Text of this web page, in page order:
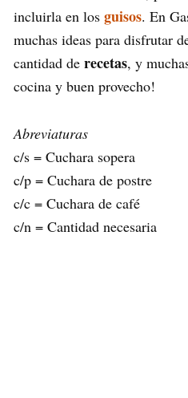
incluirla en los guisos. En
muchas ideas para disfrutar
cantidad de recetas, y
cocina y buen provecho!
Abreviaturas
c/s = Cuchara sopera
c/p = Cuchara de postre
c/c = Cuchara de café
c/n = Cantidad necesaria